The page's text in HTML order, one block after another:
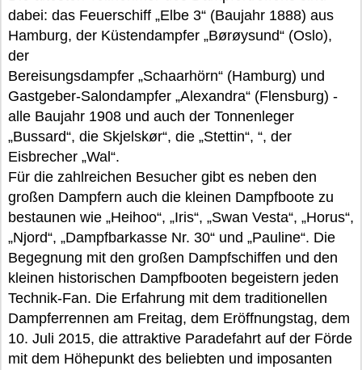
dabei: das Feuerschiff „Elbe 3“ (Baujahr 1888) aus
Hamburg, der Küstendampfer „Børøysund“ (Oslo),
der
Bereisungsdampfer „Schaarhörn“ (Hamburg) und
Gastgeber-Salondampfer „Alexandra“ (Flensburg) -
alle Baujahr 1908 und auch der Tonnenleger
„Bussard“, die Skjelskør“, die „Stettin“, “, der
Eisbrecher „Wal“.
Für die zahlreichen Besucher gibt es neben den
großen Dampfern auch die kleinen Dampfboote zu
bestaunen wie „Heihoo“, „Iris“, „Swan Vesta“, „Horus“,
„Njord“, „Dampfbarkasse Nr. 30“ und „Pauline“. Die
Begegnung mit den großen Dampfschiffen und den
kleinen historischen Dampfbooten begeistern jeden
Technik-Fan. Die Erfahrung mit dem traditionellen
Dampferrennen am Freitag, dem Eröffnungstag, dem
10. Juli 2015, die attraktive Paradefahrt auf der Förde
mit dem Höhepunkt des beliebten und imposanten